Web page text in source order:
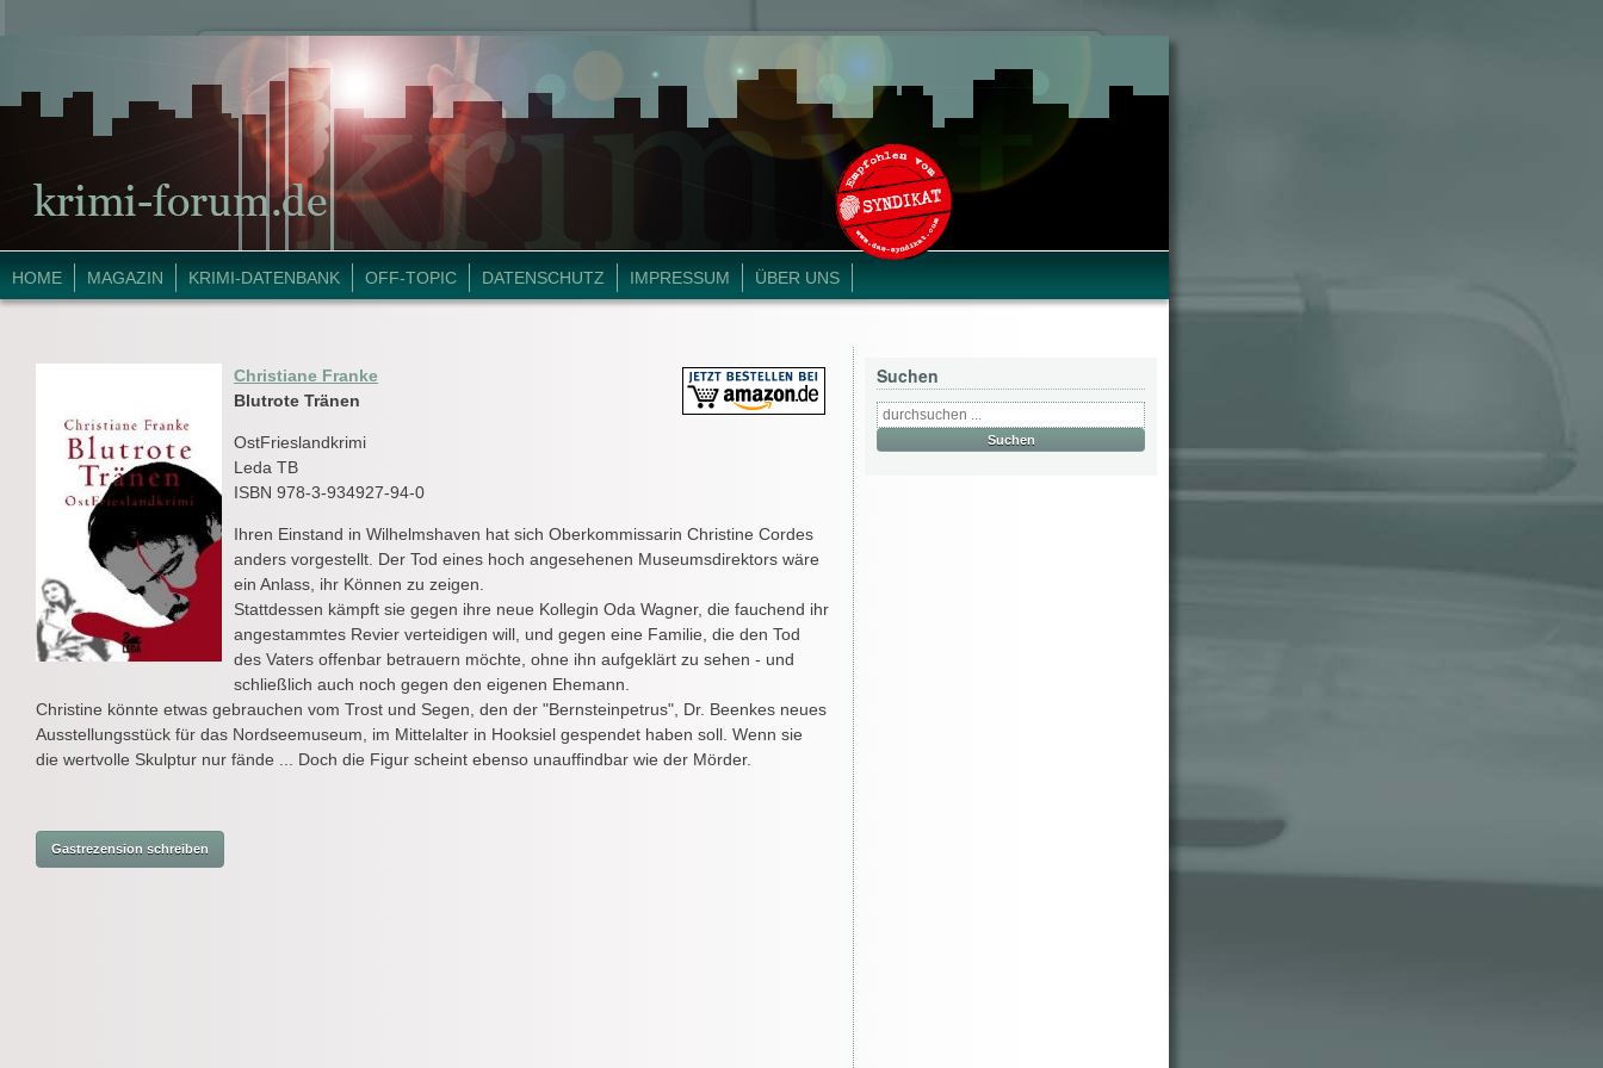
HOME MAGAZIN KRIMI-DATENBANK OFF-TOPIC DATENSCHUTZ IMPRESSUM ÜBER UNS
Christiane Franke
Blutrote Tränen
OstFrieslandkrimi
Leda TB
ISBN 978-3-934927-94-0
Ihren Einstand in Wilhelmshaven hat sich Oberkommissarin Christine Cordes
anders vorgestellt. Der Tod eines hoch angesehenen Museumsdirektors wäre
ein Anlass, ihr Können zu zeigen.
Stattdessen kämpft sie gegen ihre neue Kollegin Oda Wagner, die fauchend ihr
angestammtes Revier verteidigen will, und gegen eine Familie, die den Tod
des Vaters offenbar betrauern möchte, ohne ihn aufgeklärt zu sehen - und
schließlich auch noch gegen den eigenen Ehemann.
Christine könnte etwas gebrauchen vom Trost und Segen, den der "Bernsteinpetrus", Dr. Beenkes neues
Ausstellungsstück für das Nordseemuseum, im Mittelalter in Hooksiel gespendet haben soll. Wenn sie
die wertvolle Skulptur nur fände ... Doch die Figur scheint ebenso unauffindbar wie der Mörder.
Suchen